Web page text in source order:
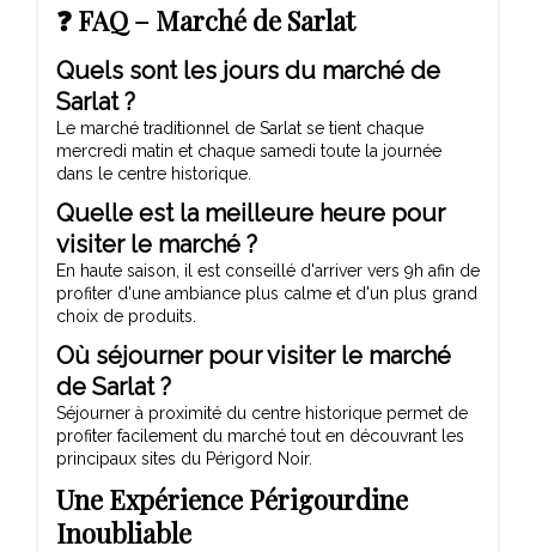
❓ FAQ – Marché de Sarlat
Quels sont les jours du marché de
Sarlat ?
Le marché traditionnel de Sarlat se tient chaque
mercredi matin et chaque samedi toute la journée
dans le centre historique.
Quelle est la meilleure heure pour
visiter le marché ?
En haute saison, il est conseillé d'arriver vers 9h afin de
profiter d'une ambiance plus calme et d'un plus grand
choix de produits.
Où séjourner pour visiter le marché
de Sarlat ?
Séjourner à proximité du centre historique permet de
profiter facilement du marché tout en découvrant les
principaux sites du Périgord Noir.
Une Expérience Périgourdine
Inoubliable